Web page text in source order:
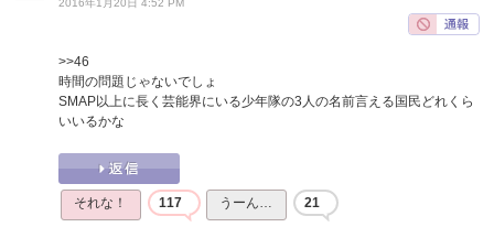
>>46
時間の問題じゃないでしょ
SMAP以上に長く芸能界にいる少年隊の3人の名前言える国民どれくら
いいるかな
それな！ 117 うーん… 21